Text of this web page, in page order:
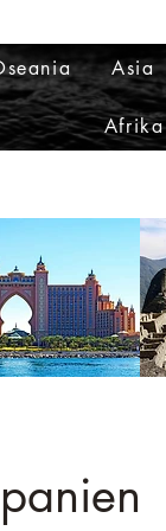
Asia
Afrika